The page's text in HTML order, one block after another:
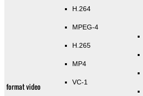
format video
H.264
MPEG-4
H.265
MP4
VC-1